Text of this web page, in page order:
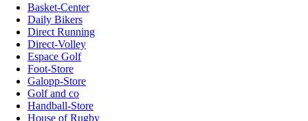
Basket-Center
Daily Bikers
Direct Running
Direct-Volley
Espace Golf
Foot-Store
Galopp-Store
Golf and co
Handball-Store
House of Rugby